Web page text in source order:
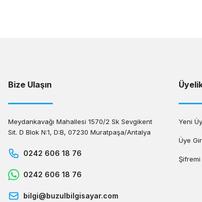
Bize Ulaşın
Meydankavağı Mahallesi 1570/2 Sk Sevgikent
Sit. D Blok N:1, D:B, 07230 Muratpaşa/Antalya
0242 606 18 76
0242 606 18 76
bilgi@buzulbilgisayar.com
Yeni
Üye